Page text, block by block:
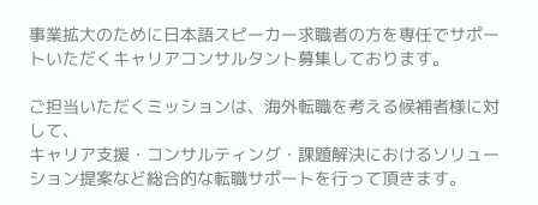
事業拡大のために日本語スピーカー求職者の方を専任でサポー
トいただくキャリアコンサルタント募集しております。
ご担当いただくミッションは、海外転職を考える候補者様に対
して、
キャリア支援・コンサルティング・課題解決におけるソリュー
ション提案など総合的な転職サポートを行って頂きます。